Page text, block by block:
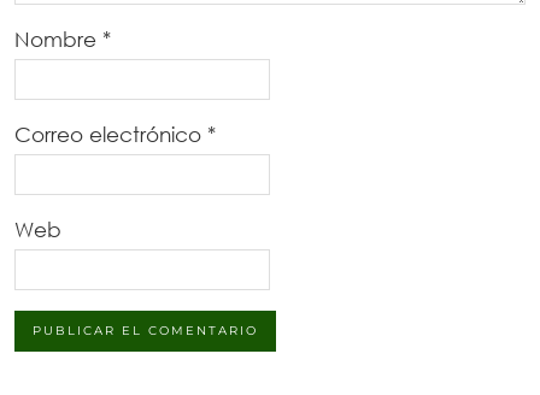
Nombre *
Correo electrónico *
Web